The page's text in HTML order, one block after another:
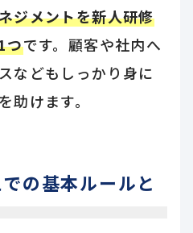
ジメントを新人研修
つです。顧客や社内へ
などもしっかり身に
助けます。
の基本ルールと